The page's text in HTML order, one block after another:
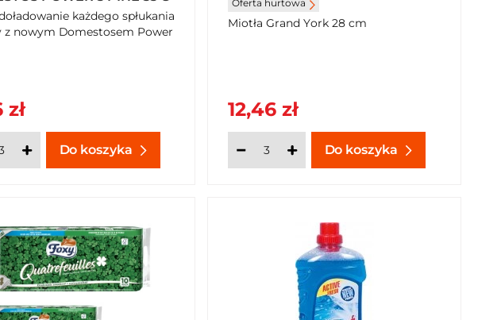
każdego spłukania
z nowym Domestosem Power
zł
Do koszyka
Oferta hurtowa
Miotła Grand York 28 cm
12,46 zł
Do koszyka